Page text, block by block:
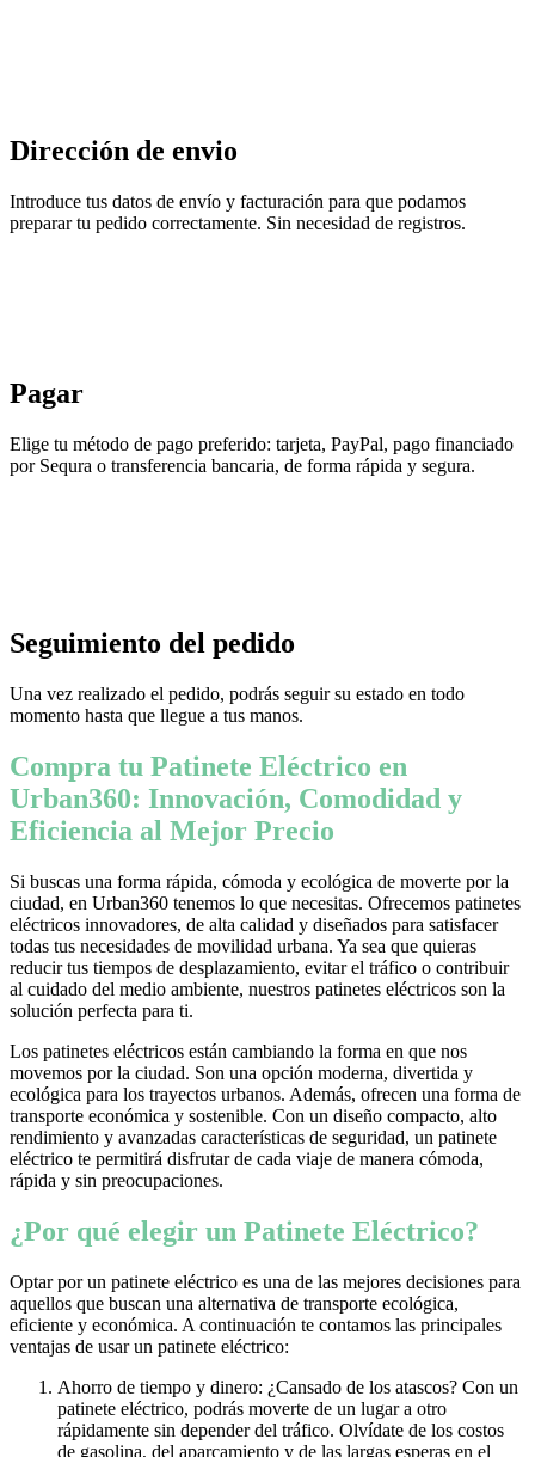
Dirección de envio
Introduce tus datos de envío y facturación para que podamos
preparar tu pedido correctamente. Sin necesidad de registros.
Pagar
Elige tu método de pago preferido: tarjeta, PayPal, pago financiado
por Sequra o transferencia bancaria, de forma rápida y segura.
Seguimiento del pedido
Una vez realizado el pedido, podrás seguir su estado en todo
momento hasta que llegue a tus manos.
Compra tu Patinete Eléctrico en
Urban360: Innovación, Comodidad y
Eficiencia al Mejor Precio
Si buscas una forma rápida, cómoda y ecológica de moverte por la
ciudad, en Urban360 tenemos lo que necesitas. Ofrecemos patinetes
eléctricos innovadores, de alta calidad y diseñados para satisfacer
todas tus necesidades de movilidad urbana. Ya sea que quieras
reducir tus tiempos de desplazamiento, evitar el tráfico o contribuir
al cuidado del medio ambiente, nuestros patinetes eléctricos son la
solución perfecta para ti.
Los patinetes eléctricos están cambiando la forma en que nos
movemos por la ciudad. Son una opción moderna, divertida y
ecológica para los trayectos urbanos. Además, ofrecen una forma de
transporte económica y sostenible. Con un diseño compacto, alto
rendimiento y avanzadas características de seguridad, un patinete
eléctrico te permitirá disfrutar de cada viaje de manera cómoda,
rápida y sin preocupaciones.
¿Por qué elegir un Patinete Eléctrico?
Optar por un patinete eléctrico es una de las mejores decisiones para
aquellos que buscan una alternativa de transporte ecológica,
eficiente y económica. A continuación te contamos las principales
ventajas de usar un patinete eléctrico:
Ahorro de tiempo y dinero: ¿Cansado de los atascos? Con un
patinete eléctrico, podrás moverte de un lugar a otro
rápidamente sin depender del tráfico. Olvídate de los costos
de gasolina, del aparcamiento y de las largas esperas en el